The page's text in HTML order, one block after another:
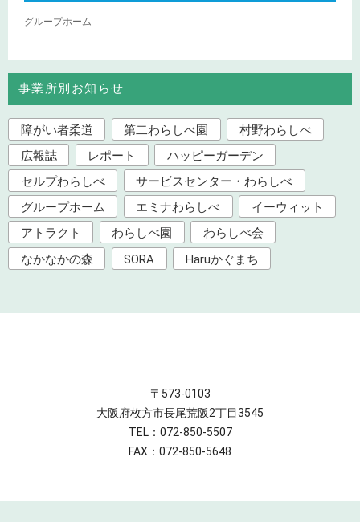
グループホーム
事業所別お知らせ
障がい者柔道 第二わらしべ園
村野わらしべ
広報誌
レポート
ハッピーガーデン
セルプわらしべ
サービスセンター・わらしべ
グループホーム
エミナわらしべ
イーウィット
アトラクト
わらしべ園
わらしべ会
なかなかの森
SORA Haruかぐまち
〒573-0103
大阪府枚方市長尾荒阪2丁目3545
TEL：072-850-5507
FAX：072-850-5648